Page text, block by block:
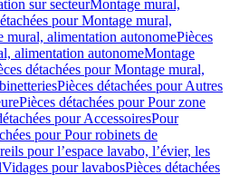
sur secteurMontage mural,
pour Montage mural,
mural, alimentation autonomePièces
alimentation autonomeMontage
détachées pour Montage mural,
Pièces détachées pour Autres
Pièces détachées pour Pour zone
pour AccessoiresPour
pour Pour robinets de
pour l’espace lavabo, l’évier, les
Vidages pour lavabosPièces détachées